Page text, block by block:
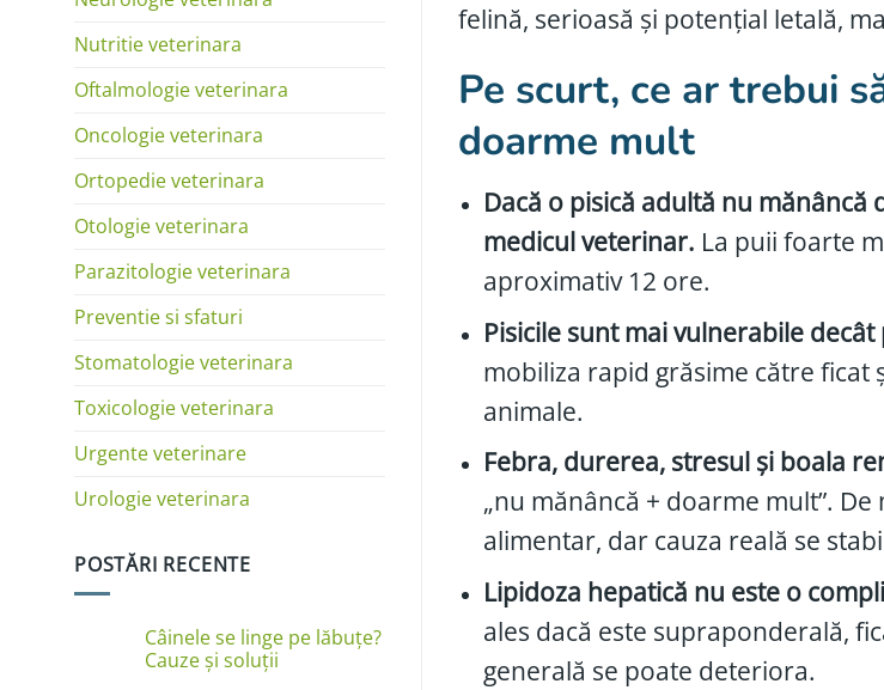
Nutritie veterinara
Oftalmologie veterinara
Oncologie veterinara
Ortopedie veterinara
Otologie veterinara
Parazitologie veterinara
Preventie si sfaturi
Stomatologie veterinara
Toxicologie veterinara
Urgente veterinare
Urologie veterinara
POSTĂRI RECENTE
Câinele se linge pe lăbuțe?
Cauze și soluții
felină, serioasă și potențial letală,
Pe scurt, ce ar trebui
doarme mult
Dacă o pisică adultă nu
medicul veterinar. La puii foarte
aproximativ 12 ore.
Pisicile sunt mai vulnerabile decât
mobiliza rapid grăsime către ficat
animale.
Febra, durerea, stresul și boala
„nu mănâncă + doarme mult”.
alimentar, dar cauza reală se
Lipidoza hepatică nu este o
ales dacă este supraponderală,
generală se poate deteriora.